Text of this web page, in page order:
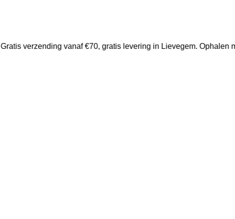
Gratis verzending vanaf €70, gratis levering in Lievegem. Ophalen